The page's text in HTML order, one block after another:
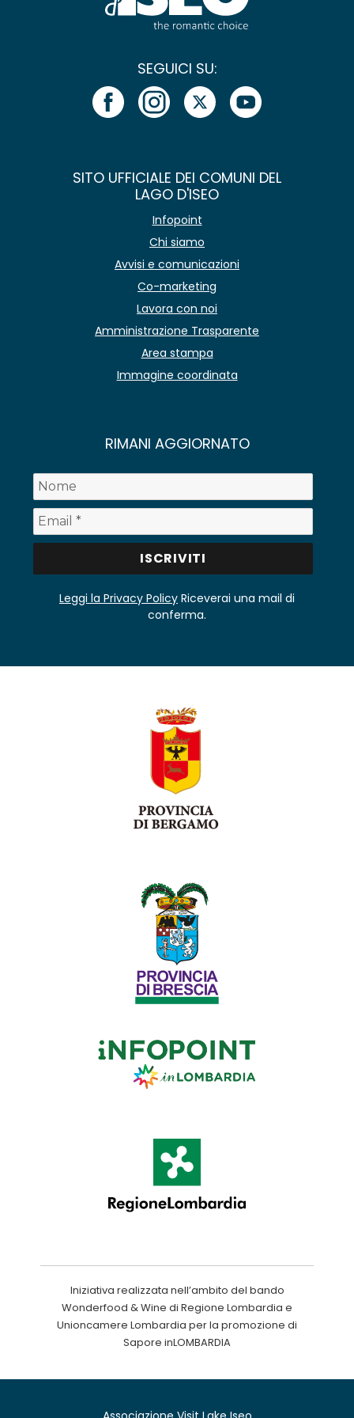
SEGUICI SU:
SITO UFFICIALE DEI COMUNI DEL
LAGO D'ISEO
Infopoint
Chi siamo
Avvisi e comunicazioni
Co-marketing
Lavora con noi
Amministrazione Trasparente
Area stampa
Immagine coordinata
RIMANI AGGIORNATO
Leggi la Privacy Policy Riceverai una mail di
conferma.
Iniziativa realizzata nell’ambito del bando
Wonderfood & Wine di Regione Lombardia e
Unioncamere Lombardia per la promozione di
Sapore inLOMBARDIA